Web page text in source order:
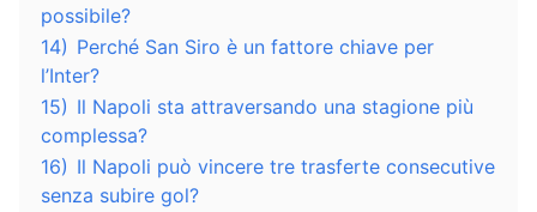
possibile?
14) Perché San Siro è un fattore chiave per
l’Inter?
15) Il Napoli sta attraversando una stagione più
complessa?
16) Il Napoli può vincere tre trasferte consecutive
senza subire gol?